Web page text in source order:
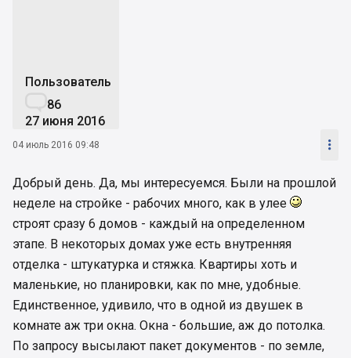
Пользователь
86
27 июня 2016
04 июль 2016 09:48 
Добрый день. Да, мы интересуемся. Были на прошлой
неделе на стройке - рабочих много, как в улее
строят сразу 6 домов - каждый на определенном
этапе. В некоторых домах уже есть внутренняя
отделка - штукатурка и стяжка. Квартиры хоть и
маленькие, но планировки, как по мне, удобные.
Единственное, удивило, что в одной из двушек в
комнате аж три окна. Окна - большие, аж до потолка.
По запросу высылают пакет документов - по земле,